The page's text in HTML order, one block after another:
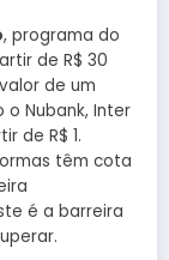
, programa do
de R$ 30
de um
Nubank, Inter
de R$ 1.
têm cota
é a barreira